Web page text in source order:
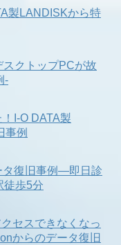
製LANDISKから特
クトップPCが故
-
I-O DATA製
事例
タ復旧事例―即日診
徒歩5分
セスできなくなっ
からのデータ復旧